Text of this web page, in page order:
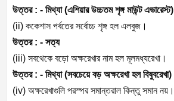
উত্তর : - মিথ্যা (এশিয়ার উচ্চতম শৃঙ্গ মাউন্ট এভারেস্ট)
(ii) ককেশাস পর্বতের সর্বোচ্চ শৃঙ্গ হল এলবুজ।
উত্তর : - সত্য
(iii) সবথেকে বড়ো অক্ষরেখার নাম হল মূলমধ্যরেখা।
উত্তর : - মিথ্যা (সবচেয়ে বড় অক্ষরেখা হল বিষুবরেখা)
(iv) অক্ষরেখাগুলি পরস্পর সমান্তরাল কিন্তু সমান নয়।